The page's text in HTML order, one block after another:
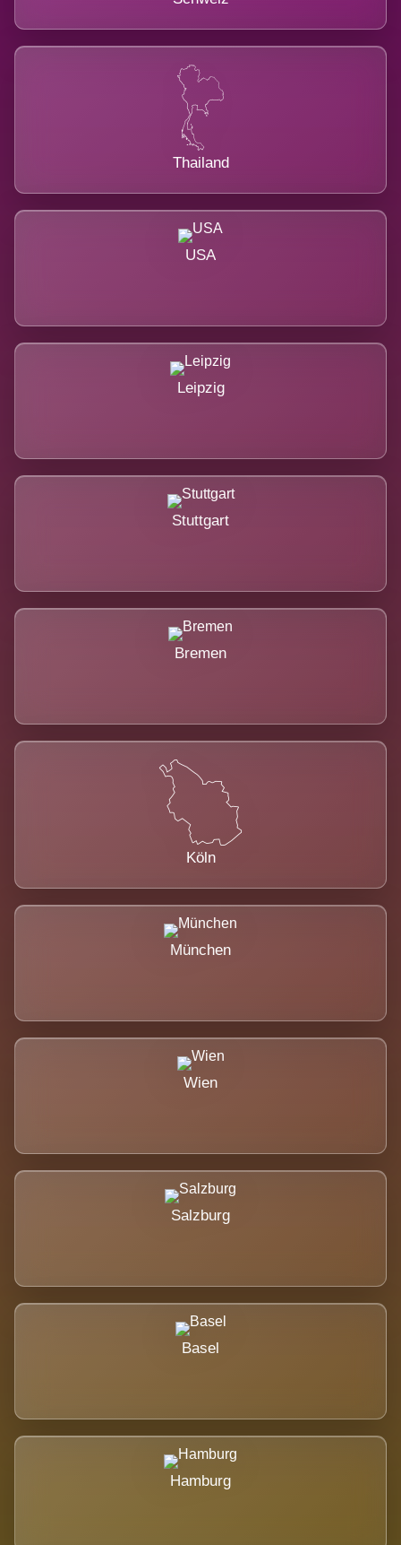
Thailand
USA
Leipzig
Stuttgart
Bremen
Köln
München
Wien
Salzburg
Basel
Hamburg